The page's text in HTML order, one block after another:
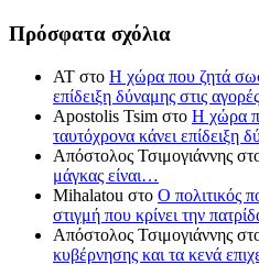
Πρόσφατα σχόλια
ΑΤ στο Η χώρα που ζητά
επίδειξη δύναμης στις αγορές
Apostolis Tsim στο Η χώρα
ταυτόχρονα κάνει επίδειξη
Απόστολος Τσιμογιάννης
μάγκας είναι…
Mihalatou στο Ο πολιτικός
στιγμή που κρίνει την
Απόστολος Τσιμογιάννης
κυβέρνησης και τα κενά